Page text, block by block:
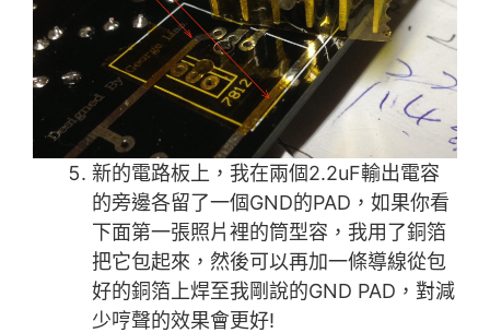
新的電路板上，我在兩個2.2uF輸出電容
的旁邊各留了一個GND的PAD，如果你看
下面第一張照片裡的筒型容，我用了銅箔
把它包起來，然後可以再加一條導線從包
好的銅箔上焊至我剛說的GND PAD，對減
少哼聲的效果會更好!